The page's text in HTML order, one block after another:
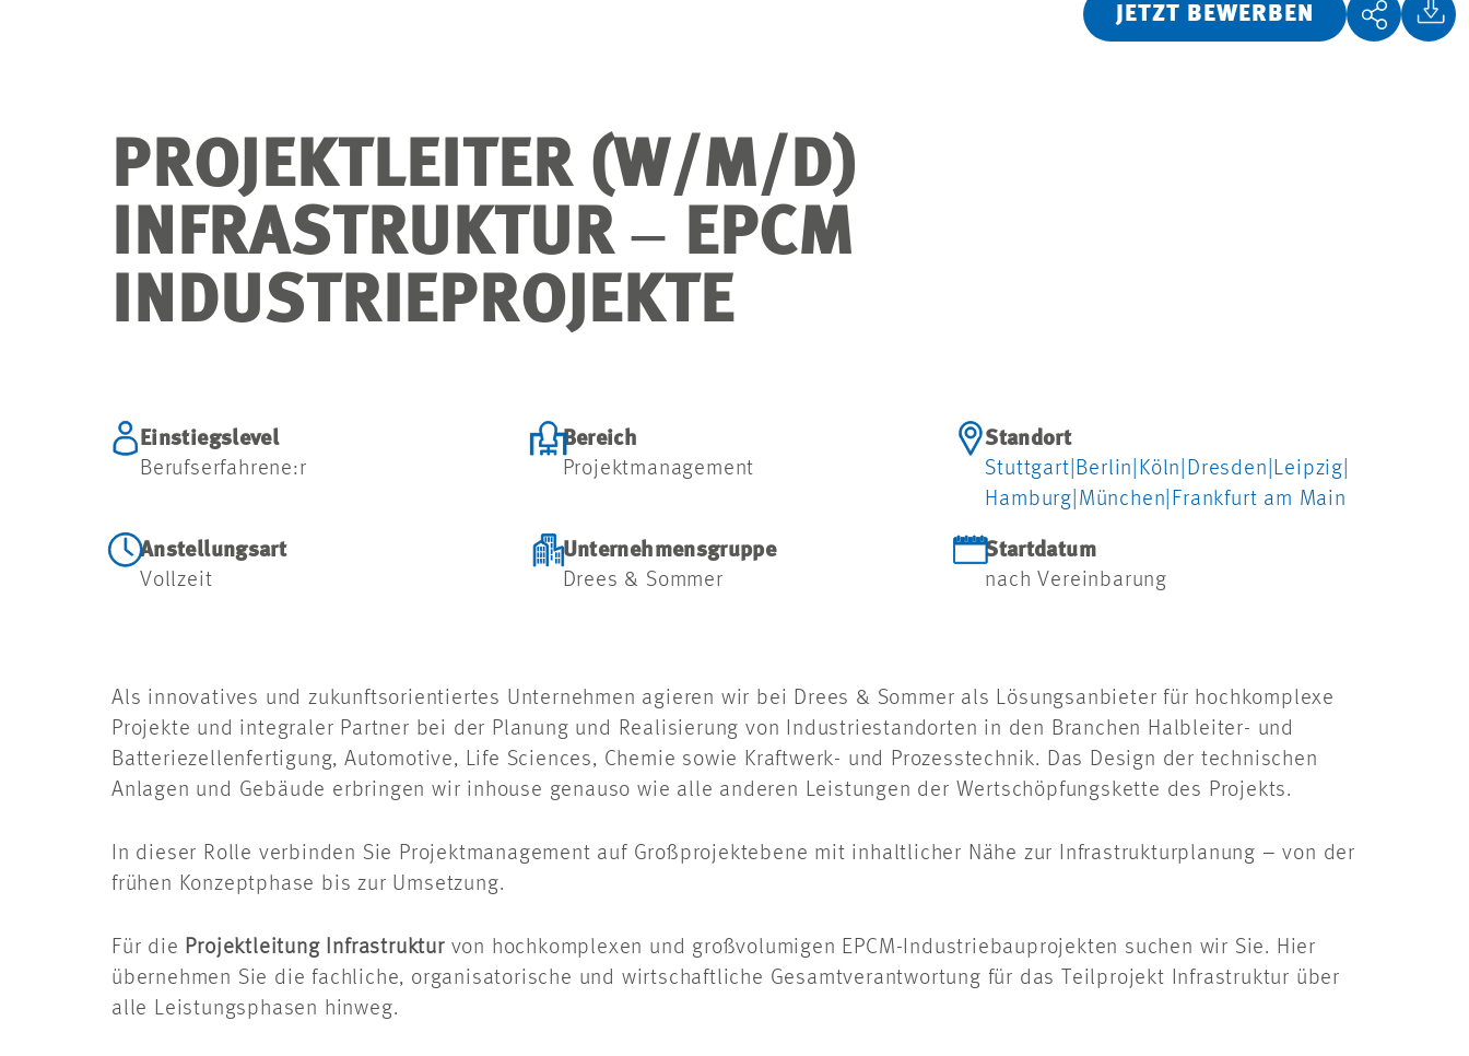
JETZT BEWERBEN
PROJEKTLEITER (W/M/D)
INFRASTRUKTUR ‒ EPCM
INDUSTRIEPROJEKTE
Einstiegslevel
Berufserfahrene:r
Bereich
Projektmanagement
Standort
Stuttgart Berlin Köln Dresden Leipzig
Hamburg München Frankfurt am Main
Anstellungsart
Vollzeit
Unternehmensgruppe
Drees & Sommer
Startdatum
nach Vereinbarung
Als innovatives und zukunftsorientiertes Unternehmen agieren wir bei Drees & Sommer als Lösungsanbieter für hochkomplexe
Projekte und integraler Partner bei der Planung und Realisierung von Industriestandorten in den Branchen Halbleiter- und
Batteriezellenfertigung, Automotive, Life Sciences, Chemie sowie Kraftwerk- und Prozesstechnik. Das Design der technischen
Anlagen und Gebäude erbringen wir inhouse genauso wie alle anderen Leistungen der Wertschöpfungskette des Projekts.
In dieser Rolle verbinden Sie Projektmanagement auf Großprojektebene mit inhaltlicher Nähe zur Infrastrukturplanung – von der
frühen Konzeptphase bis zur Umsetzung.
Für die Projektleitung Infrastrukturvon hochkomplexen und großvolumigen EPCM-Industriebauprojekten suchen wir Sie. Hier
übernehmen Sie die fachliche, organisatorische und wirtschaftliche Gesamtverantwortung für das Teilprojekt Infrastruktur über
alle Leistungsphasen hinweg.